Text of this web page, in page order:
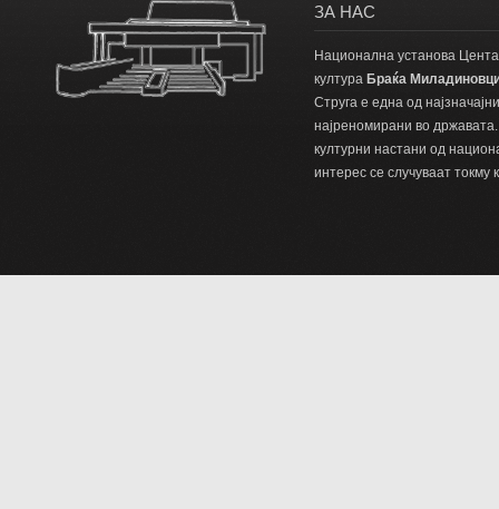
ЗА НАС
Национална установа
култура Браќа
Струга е една од
најреномирани во
културни настани од
интерес се случуваат токму